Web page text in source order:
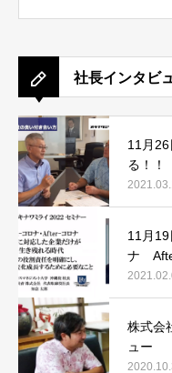
社長インタビ
11月
る！！
11月
ナ
だけが
株式会
ュー